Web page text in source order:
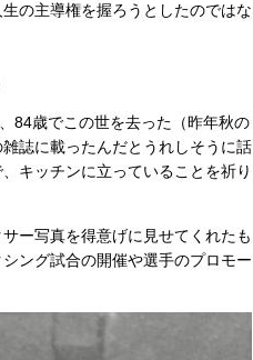
の主導権を握ろうとしたのではな
84歳でこの世を去った（昨年秋の
誌に載ったんだとうれしそうに話
キッチンに立っていることを祈り
ー写真を得意げに見せてくれたも
ング試合の開催や選手のプロモー